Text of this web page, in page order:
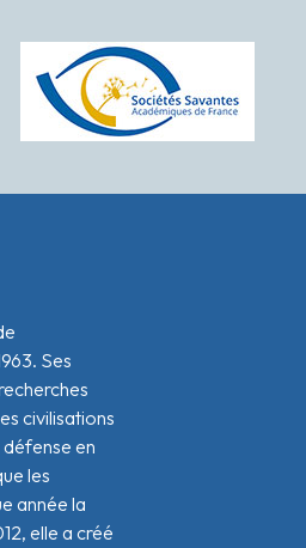
Ses
civilisations
en
les
année la
elle a créé